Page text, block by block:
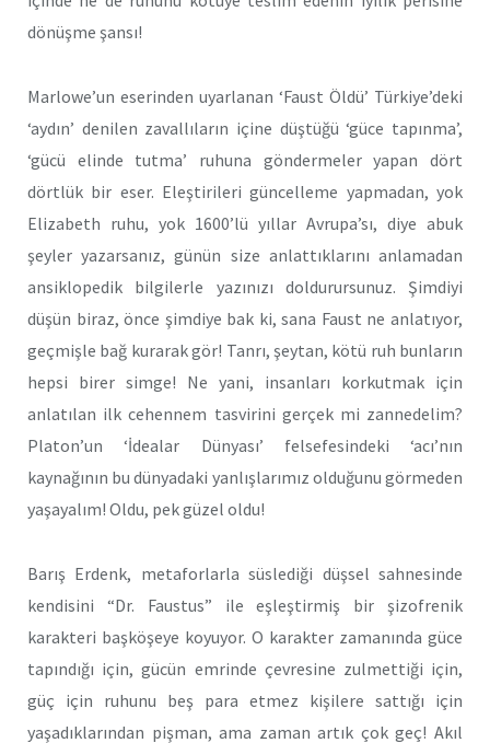
dönüşme şansı!
Marlowe’un eserinden uyarlanan ‘Faust Öldü’ Türkiye’deki
‘aydın’ denilen zavallıların içine düştüğü ‘güce tapınma’,
‘gücü elinde tutma’ ruhuna göndermeler yapan dört
dörtlük bir eser. Eleştirileri güncelleme yapmadan, yok
Elizabeth ruhu, yok 1600’lü yıllar Avrupa’sı, diye abuk
şeyler yazarsanız, günün size anlattıklarını anlamadan
ansiklopedik bilgilerle yazınızı doldurursunuz. Şimdiyi
düşün biraz, önce şimdiye bak ki, sana Faust ne anlatıyor,
geçmişle bağ kurarak gör! Tanrı, şeytan, kötü ruh bunların
hepsi birer simge! Ne yani, insanları korkutmak için
anlatılan ilk cehennem tasvirini gerçek mi zannedelim?
Platon’un ‘İdealar Dünyası’ felsefesindeki ‘acı’nın
kaynağının bu dünyadaki yanlışlarımız olduğunu görmeden
yaşayalım! Oldu, pek güzel oldu!
Barış Erdenk, metaforlarla süslediği düşsel sahnesinde
kendisini “Dr. Faustus” ile eşleştirmiş bir şizofrenik
karakteri başköşeye koyuyor. O karakter zamanında güce
tapındığı için, gücün emrinde çevresine zulmettiği için,
güç için ruhunu beş para etmez kişilere sattığı için
yaşadıklarından pişman, ama zaman artık çok geç! Akıl